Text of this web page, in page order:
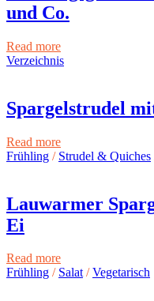
und Co.
Read more
Verzeichnis
Spargelstrudel
Read more
Frühling / Strudel & Quiches
Lauwarmer
Ei
Read more
Frühling / Salat/Vegetarisch